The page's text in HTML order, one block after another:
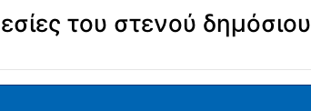
του στενού δημόσιου